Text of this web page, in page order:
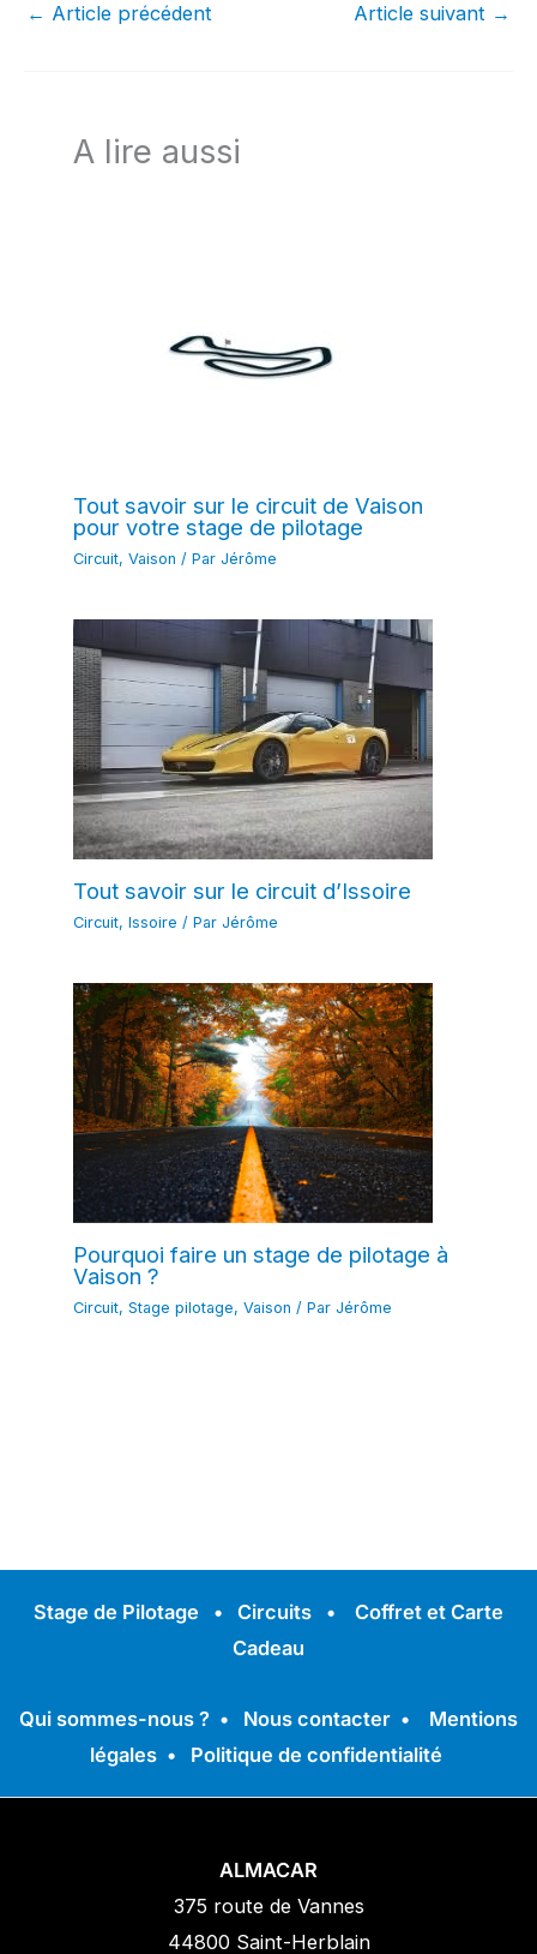
← Article précédent Article suivant →
A lire aussi
Tout savoir sur le circuit de Vaison
pour votre stage de pilotage
Circuit,Vaison / ParJérôme
Tout savoir sur le circuit d’Issoire
Circuit,Issoire / ParJérôme
Pourquoi faire un stage de pilotage à
Vaison ?
Circuit,Stage pilotage,Vaison / ParJérôme
Stage de Pilotage • Circuits • Coffret et Carte
Cadeau
Qui sommes-nous ? • Nous contacter • Mentions
légales • Politique de confidentialité
ALMACAR
375 route de Vannes
44800 Saint-Herblain